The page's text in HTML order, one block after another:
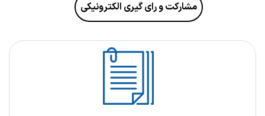
مشارکت و رای گیری الکترونیکی